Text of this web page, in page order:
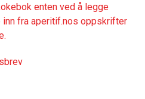
enten ved å legge
fra aperitif.nos oppskrifter